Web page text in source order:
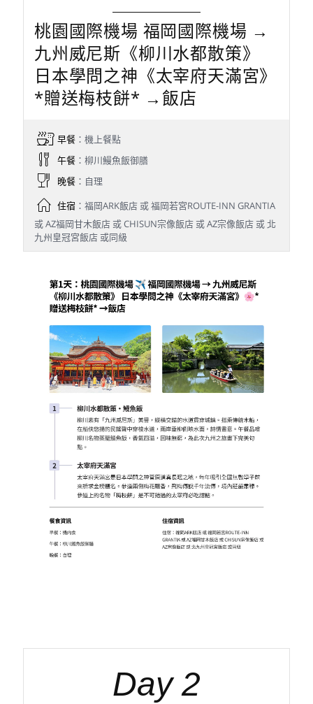
桃園國際機場 福岡國際機場 →
九州威尼斯《柳川水都散策》
日本學問之神《太宰府天滿宮》
*贈送梅枝餅* →飯店
早餐：機上餐點
午餐：柳川鰻魚飯御膳
晚餐：自理
住宿：福岡ARK飯店 或 福岡若宮ROUTE-INN GRANTIA
或 AZ福岡甘木飯店 或 CHISUN宗像飯店 或 AZ宗像飯店 或 北
九州皇冠宮飯店 或同級
Day 2